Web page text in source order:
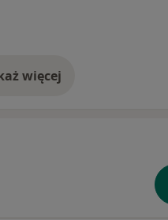
więcej
o doświadczeniu